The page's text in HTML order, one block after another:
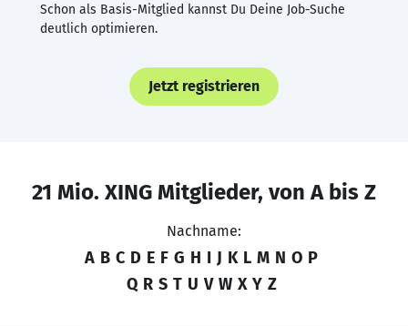
Schon als Basis-Mitglied kannst Du Deine Job-Suche
deutlich optimieren.
Jetzt registrieren
21 Mio. XING Mitglieder, von A bis Z
Nachname:
A B C D E F G H I J K L M N O P
Q R S T U V W X Y Z